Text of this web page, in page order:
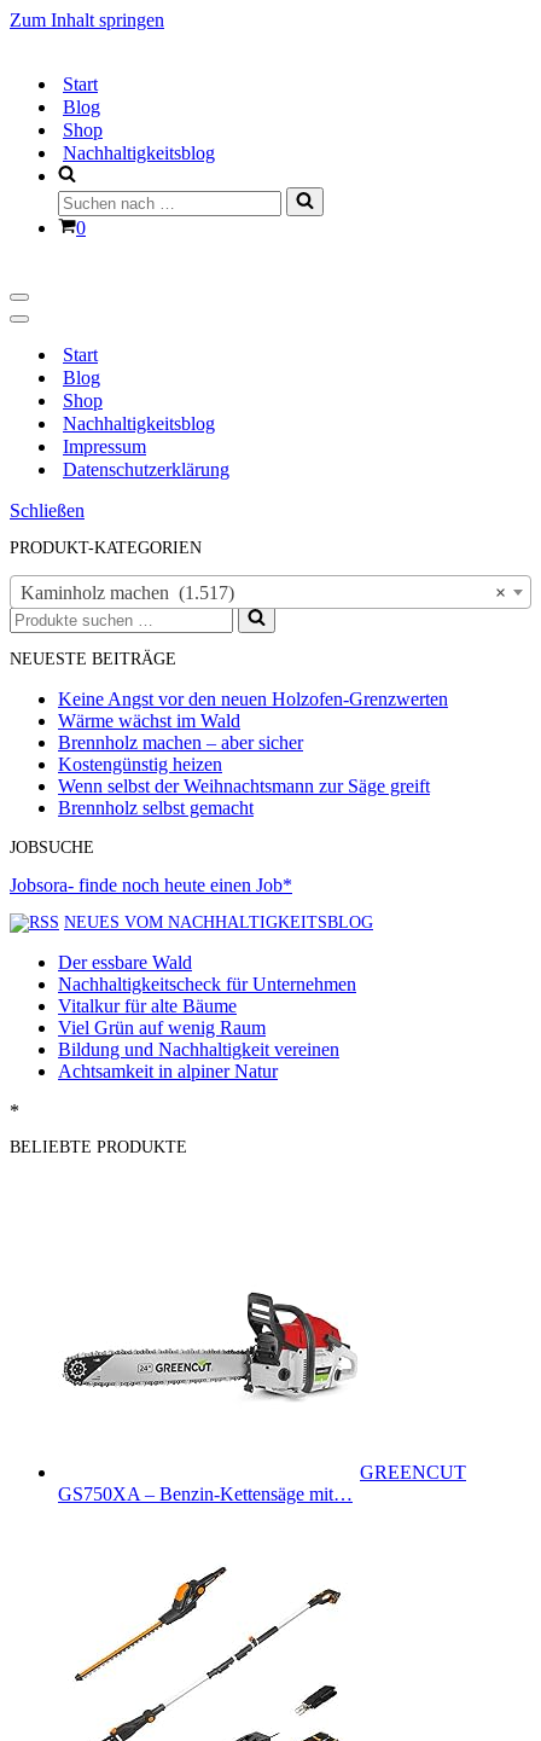
Zum Inhalt springen
Start
Blog
Shop
Nachhaltigkeitsblog
Suchen
nach …
Warenkorb
0
Navigationsmenü
Navigationsmenü
Start
Blog
Shop
Nachhaltigkeitsblog
Impressum
Datenschutzerklärung
Schließen
PRODUKT-KATEGORIEN
×
Kaminholz machen (1.517)
Suchen
nach …
NEUESTE BEITRÄGE
Keine Angst vor den neuen Holzofen-Grenzwerten
Wärme wächst im Wald
Brennholz machen – aber sicher
Kostengünstig heizen
Wenn selbst der Weihnachtsmann zur Säge greift
Brennholz selbst gemacht
JOBSUCHE
Jobsora- finde noch heute einen Job*
NEUES VOM NACHHALTIGKEITSBLOG
Der essbare Wald
Nachhaltigkeitscheck für Unternehmen
Vitalkur für alte Bäume
Viel Grün auf wenig Raum
Bildung und Nachhaltigkeit vereinen
Achtsamkeit in alpiner Natur
*
BELIEBTE PRODUKTE
GREENCUT
GS750XA – Benzin-Kettensäge mit…